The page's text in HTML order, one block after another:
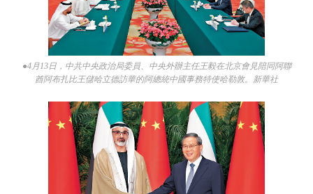
●4月13日，中共中央政治局委員、中央外辦主任王毅在北京會見陪同阿聯
酋阿布扎比王儲哈立德訪華的阿總統中國事務特使哈勒敦。新華社